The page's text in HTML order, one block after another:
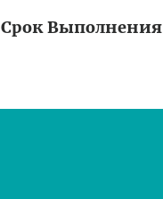
Срок Выполнения